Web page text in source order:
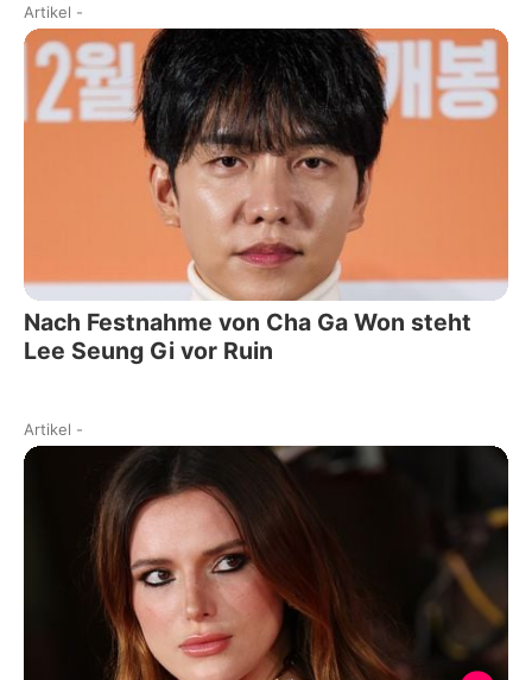
Artikel -
Nach Festnahme von Cha Ga Won steht
Lee Seung Gi vor Ruin
Artikel -